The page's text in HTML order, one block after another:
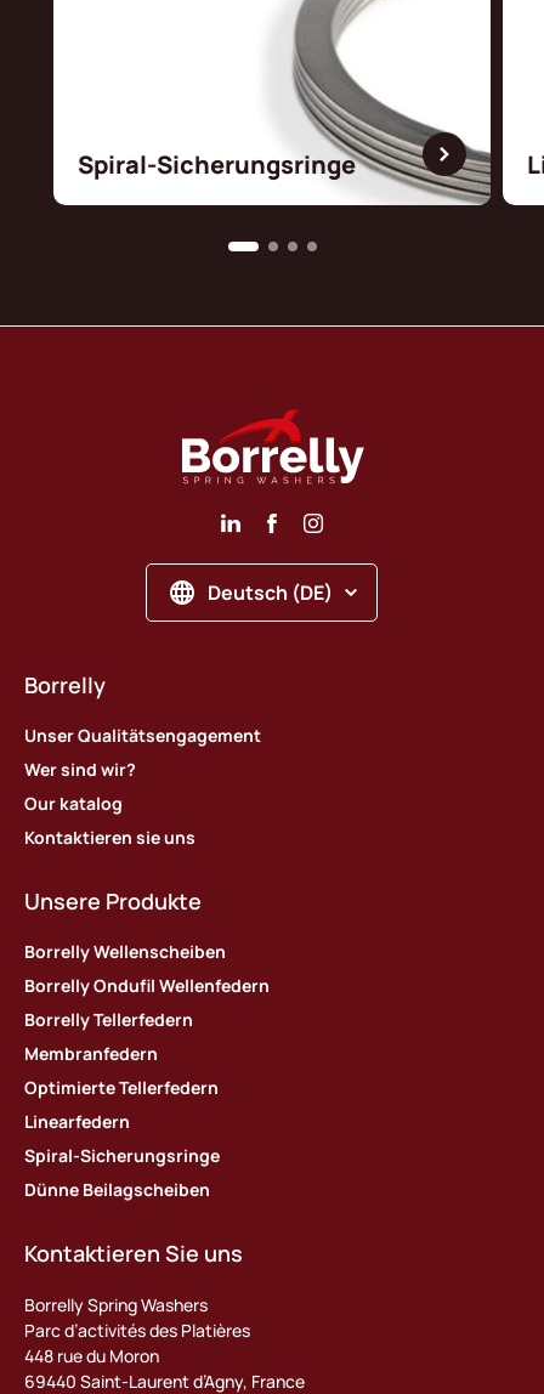
Spiral-Sicherungsringe
Deutsch (DE)
Borrelly
Unser Qualitätsengagement
Wer sind wir?
Our katalog
Kontaktieren sie uns
Unsere Produkte
Borrelly Wellenscheiben
Borrelly Ondufil Wellenfedern
Borrelly Tellerfedern
Membranfedern
Optimierte Tellerfedern
Linearfedern
Spiral-Sicherungsringe
Dünne Beilagscheiben
Kontaktieren Sie uns
Borrelly Spring Washers
Parc d’activités des Platières
448 rue du Moron
69440 Saint-Laurent d’Agny, France